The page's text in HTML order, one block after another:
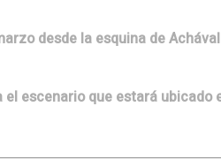
desde la esquina de
escenario que estará ubicado